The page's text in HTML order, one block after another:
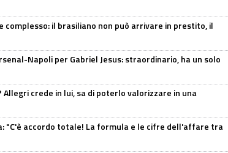
complesso: il brasiliano non può arrivare in prestito, il
Napoli per Gabriel Jesus: straordinario, ha un solo
Allegri crede in lui, sa di poterlo valorizzare in una
"C'è accordo totale! La formula e le cifre dell'affare tra